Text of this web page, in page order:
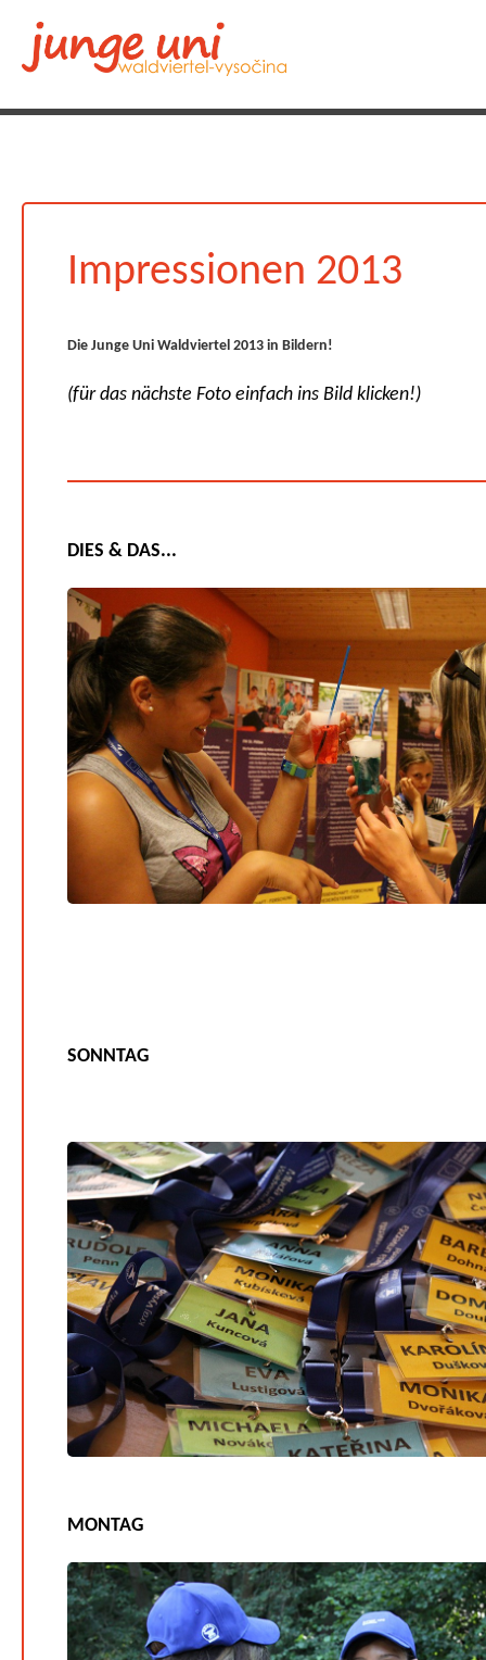
Impressionen 2013
Die Junge Uni Waldviertel 2013 in Bildern!
(für das nächste Foto einfach ins Bild klicken!)
DIES & DAS...
SONNTAG
MONTAG